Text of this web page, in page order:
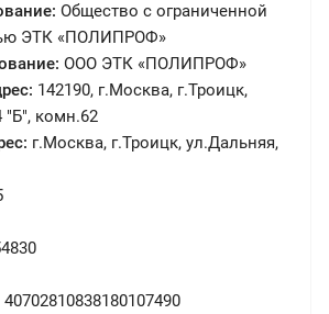
Общество с ограниченной
ЭТК «ПОЛИПРОФ»
ООО ЭТК «ПОЛИПРОФ»
142190, г.Москва, г.Троицк,
"Б", комн.62
г.Москва, г.Троицк, ул.Дальняя,
40702810838180107490